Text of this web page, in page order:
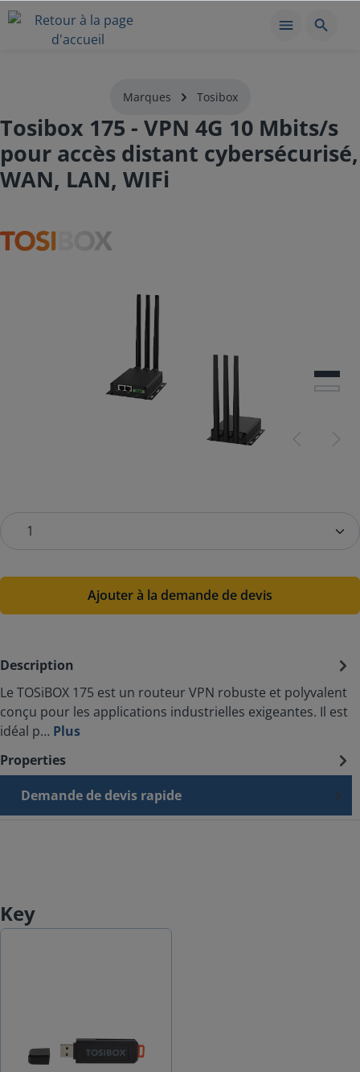
Marques Tosibox
Tosibox 175 - VPN 4G 10 Mbits/s
pour accès distant cybersécurisé,
WAN, LAN, WIFi
Ajouter à la demande de devis
Description
Le TOSiBOX 175 est un routeur VPN robuste et polyvalent
conçu pour les applications industrielles exigeantes. Il est
idéal p… Plus
Properties
Demande de devis rapide
Key